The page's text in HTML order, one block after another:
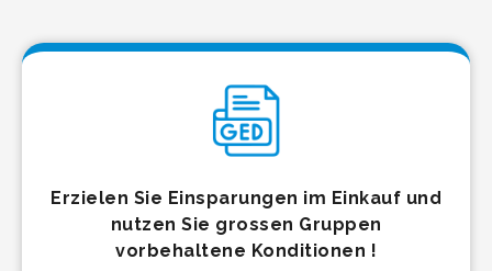
Erzielen Sie Einsparungen im Einkauf und
nutzen Sie grossen Gruppen
vorbehaltene Konditionen !